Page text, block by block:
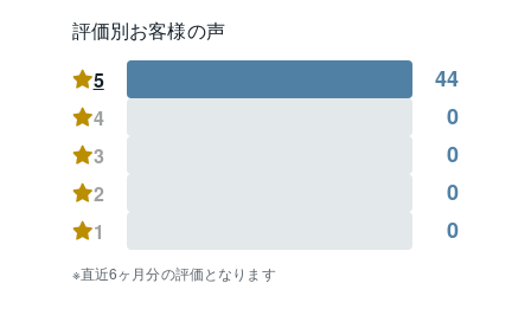
・・・等々
建物取引士）が日々全力でご対応中です。
お気軽にご相談下さいませ。
【住所別重点エリア】（50音順）
浦安市明海・今川・入船・海楽・北栄・高洲・千鳥・
鉄鋼通り・当代島・富岡・猫実・東野・日の出・富士
見・弁天・堀江・舞浜・港・美浜
市川市相之川・新井・伊勢宿・入船・押切・欠真間・
加藤新田・河原・香取・行徳駅前・幸・塩浜・塩焼・
評価別お客様の声
5
44
4 0
3 0
2 0
1 0
直近6ヶ月分の評価となります